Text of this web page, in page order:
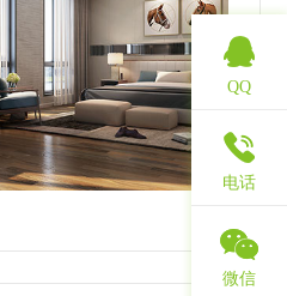
QQ
电话
微信